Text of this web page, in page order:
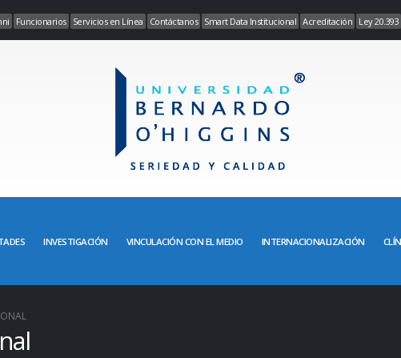
Funcionarios Servicios en Línea Contáctanos Smart Data Institucional Acreditación Ley 20.393
INVESTIGACIÓN VINCULACIÓN CON EL MEDIO INTERNACIONALIZACIÓN